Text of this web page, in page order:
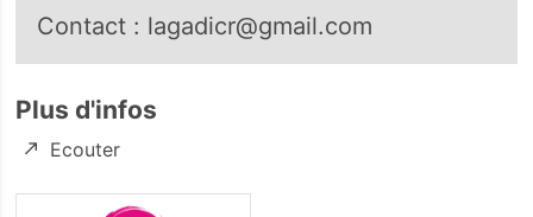
Contact : lagadicr@gmail.com
Plus d'infos
Ecouter